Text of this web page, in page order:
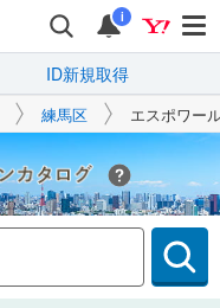
i
ID新規取得
練馬区 エスポワー
Yahoo!不動産